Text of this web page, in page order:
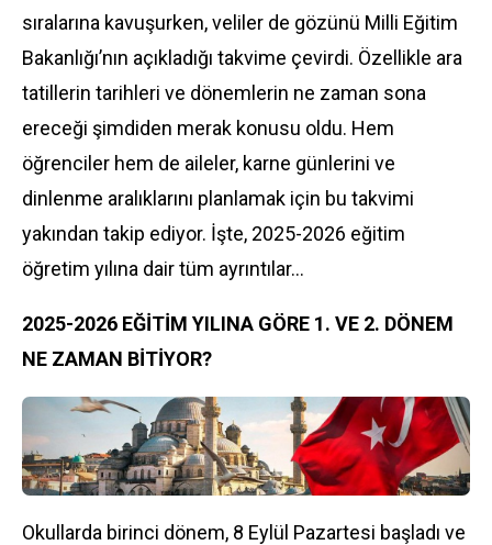
sıralarına kavuşurken, veliler de gözünü Milli Eğitim
Bakanlığı’nın açıkladığı takvime çevirdi. Özellikle ara
tatillerin tarihleri ve dönemlerin ne zaman sona
ereceği şimdiden merak konusu oldu. Hem
öğrenciler hem de aileler, karne günlerini ve
dinlenme aralıklarını planlamak için bu takvimi
yakından takip ediyor. İşte, 2025-2026 eğitim
öğretim yılına dair tüm ayrıntılar…
2025-2026 EĞİTİM YILINA GÖRE 1. VE 2. DÖNEM
NE ZAMAN BİTİYOR?
Okullarda birinci dönem, 8 Eylül Pazartesi başladı ve